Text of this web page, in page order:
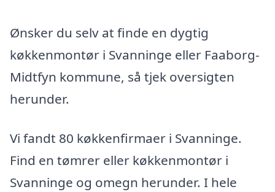
Ønsker du selv at finde en dygtig
køkkenmontør i Svanninge eller Faaborg-
Midtfyn kommune, så tjek oversigten
herunder.
Vi fandt 80 køkkenfirmaer i Svanninge.
Find en tømrer eller køkkenmontør i
Svanninge og omegn herunder. I hele